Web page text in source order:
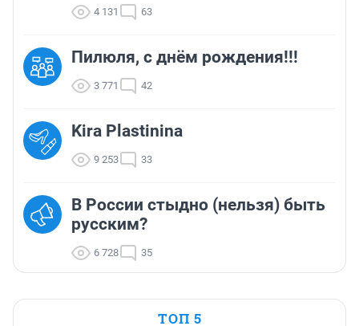
4 131 63
Пилюля, с днём рождения!!!
3 771 42
Kira Plastinina
9 253 33
В России стыдно (нельзя) быть
русским?
6 728 35
ТОП 5